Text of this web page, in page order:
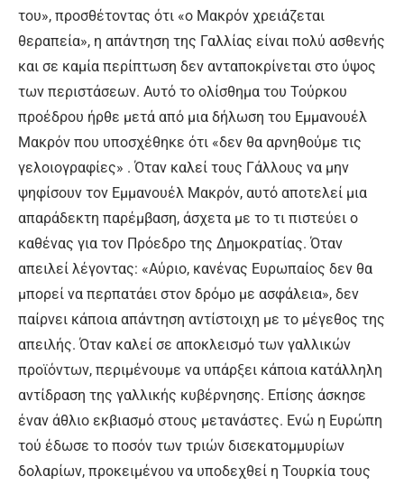
του», προσθέτοντας ότι «ο Μακρόν χρειάζεται
θεραπεία», η απάντηση της Γαλλίας είναι πολύ ασθενής
και σε καμία περίπτωση δεν ανταποκρίνεται στο ύψος
των περιστάσεων. Αυτό το ολίσθημα του Τούρκου
προέδρου ήρθε μετά από μια δήλωση του Εμμανουέλ
Μακρόν που υποσχέθηκε ότι «δεν θα αρνηθούμε τις
γελοιογραφίες» . Όταν καλεί τους Γάλλους να μην
ψηφίσουν τον Εμμανουέλ Μακρόν, αυτό αποτελεί μια
απαράδεκτη παρέμβαση, άσχετα με το τι πιστεύει ο
καθένας για τον Πρόεδρο της Δημοκρατίας. Όταν
απειλεί λέγοντας: «Αύριο, κανένας Ευρωπαίος δεν θα
μπορεί να περπατάει στον δρόμο με ασφάλεια», δεν
παίρνει κάποια απάντηση αντίστοιχη με το μέγεθος της
απειλής. Όταν καλεί σε αποκλεισμό των γαλλικών
προϊόντων, περιμένουμε να υπάρξει κάποια κατάλληλη
αντίδραση της γαλλικής κυβέρνησης. Επίσης άσκησε
έναν άθλιο εκβιασμό στους μετανάστες. Ενώ η Ευρώπη
τού έδωσε το ποσόν των τριών δισεκατομμυρίων
δολαρίων, προκειμένου να υποδεχθεί η Τουρκία τους